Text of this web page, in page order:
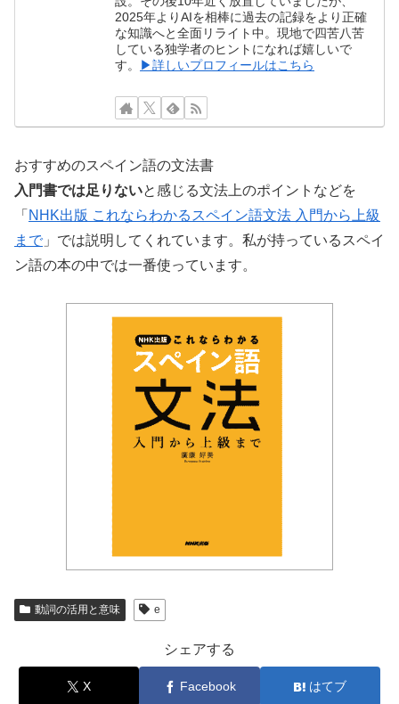
2025年よりAIを相棒に過去の記録をより正確
な知識へと全面リライト中。現地で四苦八苦
している独学者のヒントになれば嬉しいで
す。
▶詳しいプロフィールはこちら
おすすめのスペイン語の文法書
入門書では足りないと感じる文法上のポイントなどを
「 NHK出版 これならわかるスペイン語文法 入門から上級
まで」では説明してくれています。私が持っているスペイ
ン語の本の中では一番使っています。
動詞の活用と意味 e
シェアする
X Facebook はてブ